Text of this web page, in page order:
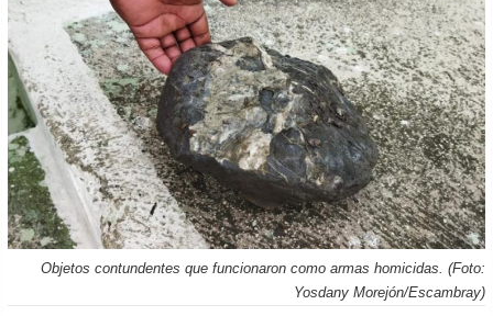
Objetos contundentes que funcionaron como armas homicidas. (Foto:
Yosdany Morejón/Escambray)